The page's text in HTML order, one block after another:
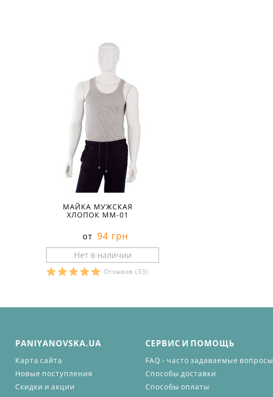
МАЙКА МУЖСКАЯ
ХЛОПОК ММ-01
от 94 грн
Отзывов (33)
PANIYANOVSKA.UA
Карта сайта
Новые поступления
Скидки и акции
СЕРВИС И ПОМОЩЬ
FAQ - часто задаваемые вопросы
Способы доставки
Способы оплаты